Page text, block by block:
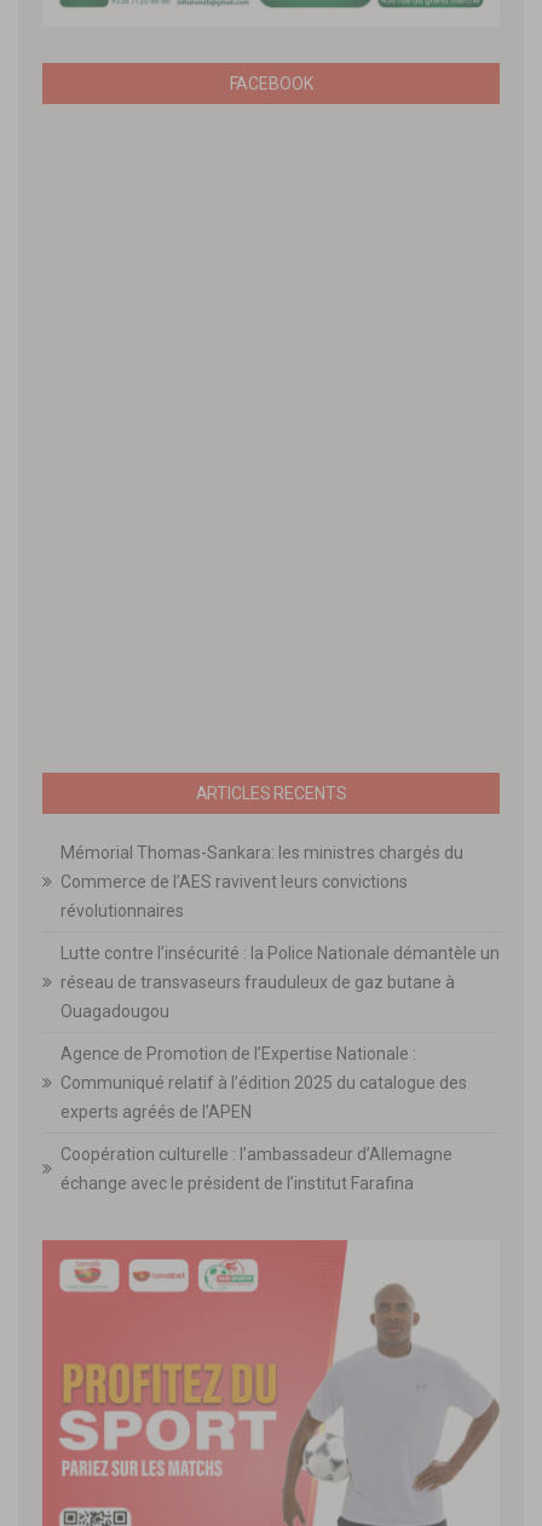
FACEBOOK
ARTICLES RECENTS
Mémorial Thomas-Sankara: les ministres chargés du
Commerce de l’AES ravivent leurs convictions
révolutionnaires
Lutte contre l’insécurité : la Police Nationale démantèle un
réseau de transvaseurs frauduleux de gaz butane à
Ouagadougou
Agence de Promotion de l’Expertise Nationale :
Communiqué relatif à l’édition 2025 du catalogue des
experts agréés de l’APEN
Coopération culturelle : l’ambassadeur d’Allemagne
échange avec le président de l’institut Farafina